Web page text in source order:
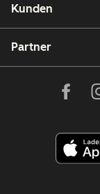
Kunden
Partner